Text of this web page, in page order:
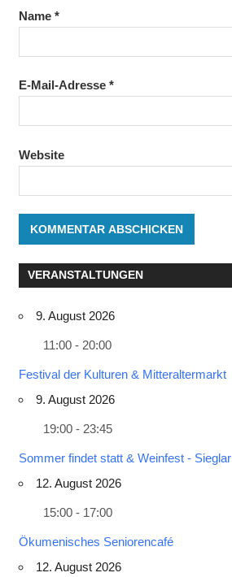
Name *
E-Mail-Adresse *
Website
VERANSTALTUNGEN
9. August 2026
11:00 - 20:00
Festival der Kulturen & Mitteraltermarkt
9. August 2026
19:00 - 23:45
Sommer findet statt & Weinfest - Sieglar
12. August 2026
15:00 - 17:00
Ökumenisches Seniorencafé
12. August 2026